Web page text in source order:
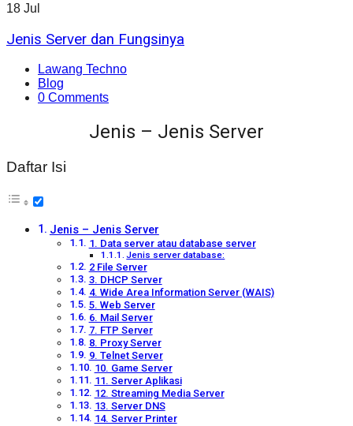
18 Jul
Jenis Server dan Fungsinya
Lawang Techno
Blog
0 Comments
Jenis – Jenis Server
Daftar Isi
Jenis – Jenis Server
1. Data server atau database server
Jenis server database:
2 File Server
3. DHCP Server
4. Wide Area Information Server (WAIS)
5. Web Server
6. Mail Server
7. FTP Server
8. Proxy Server
9. Telnet Server
10. Game Server
11. Server Aplikasi
12. Streaming Media Server
13. Server DNS
14. Server Printer